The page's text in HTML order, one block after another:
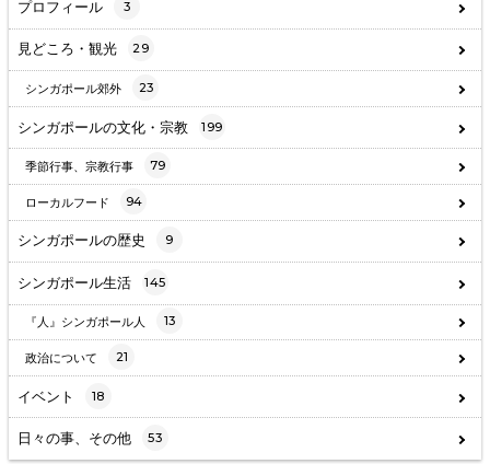
プロフィール 3
見どころ・観光 29
シンガポール郊外 23
シンガポールの文化・宗教 199
季節行事、宗教行事 79
ローカルフード 94
シンガポールの歴史 9
シンガポール生活 145
『人』シンガポール人 13
政治について 21
イベント 18
日々の事、その他 53